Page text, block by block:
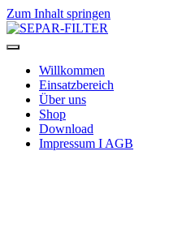
Zum Inhalt springen
SEPAR-FILTER
Willkommen
Einsatzbereich
Über uns
Shop
Download
Impressum I AGB